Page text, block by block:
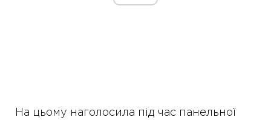
На цьому наголосила під час панельної